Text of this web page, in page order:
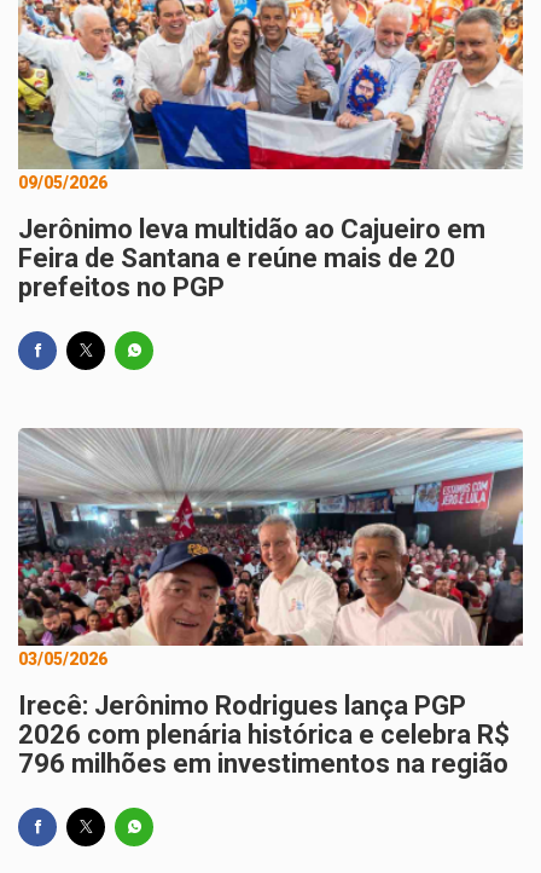
09/05/2026
Jerônimo leva multidão ao Cajueiro em
Feira de Santana e reúne mais de 20
prefeitos no PGP
03/05/2026
Irecê: Jerônimo Rodrigues lança PGP
2026 com plenária histórica e celebra R$
796 milhões em investimentos na região